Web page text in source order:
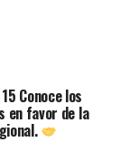
Conoce los
en favor de la